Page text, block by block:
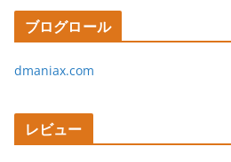
ブログロール
dmaniax.com
レビュー